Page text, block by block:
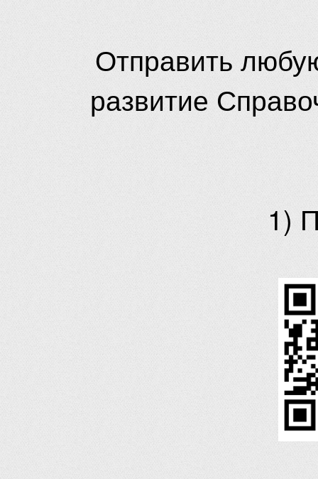
Отправить
развитие
1)